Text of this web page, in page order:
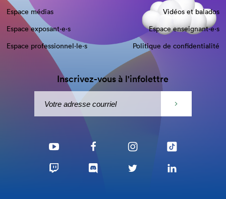
Espace médias
Vidéos et balados
Espace exposant·e⋅s
Espace enseignant·e⋅s
Espace professionnel·le⋅s
Politique de confidentialité
Inscrivez-vous à l'infolettre